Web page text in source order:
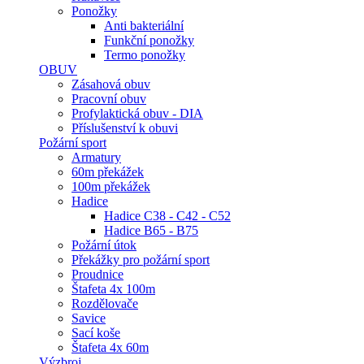
Ponožky
Anti bakteriální
Funkční ponožky
Termo ponožky
OBUV
Zásahová obuv
Pracovní obuv
Profylaktická obuv - DIA
Příslušenství k obuvi
Požární sport
Armatury
60m překážek
100m překážek
Hadice
Hadice C38 - C42 - C52
Hadice B65 - B75
Požární útok
Překážky pro požární sport
Proudnice
Štafeta 4x 100m
Rozdělovače
Savice
Sací koše
Štafeta 4x 60m